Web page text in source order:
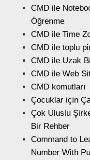
CMD ile
Öğrenme
CMD ile Time
CMD ile toplu
CMD ile Uzak
CMD ile Web
CMD komutları
Çocuklar için
Çok Uluslu
Bir Rehber
Command to
Number With